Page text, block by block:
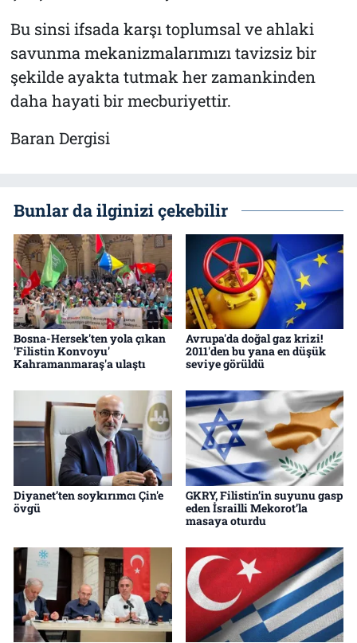
Bu sinsi ifsada karşı toplumsal ve ahlaki
savunma mekanizmalarımızı tavizsiz bir
şekilde ayakta tutmak her zamankinden
daha hayati bir mecburiyettir.
Baran Dergisi
Bunlar da ilginizi çekebilir
Bosna-Hersek'ten yola çıkan
'Filistin Konvoyu'
Kahramanmaraş'a ulaştı
Avrupa'da doğal gaz krizi!
2011'den bu yana en düşük
seviye görüldü
Diyanet’ten soykırımcı Çin'e
övgü
GKRY, Filistin’in suyunu gasp
eden İsrailli Mekorot’la
masaya oturdu